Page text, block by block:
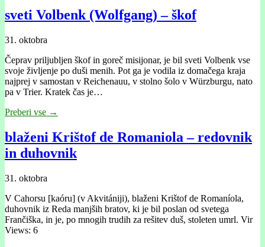
sveti Volbenk (Wolfgang) – škof
31. oktobra
Čeprav priljubljen škof in goreč misijonar, je bil sveti Volbenk vse
svoje življenje po duši menih. Pot ga je vodila iz domačega kraja
najprej v samostan v Reichenauu, v stolno šolo v Würzburgu, nato
pa v Trier. Kratek čas je…
Preberi vse →
blaženi Krištof de Romaniola – redovnik
in duhovnik
31. oktobra
V Cahorsu [kaóru] (v Akvitániji), blaženi Krištof de Romaníola,
duhovnik iz Reda manjših bratov, ki je bil poslan od svetega
Frančiška, in je, po mnogih trudih za rešitev duš, stoleten umrl. Vir
Views: 6